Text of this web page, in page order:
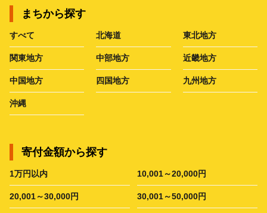
まちから探す
すべて 北海道 東北地方
関東地方 中部地方 近畿地方
中国地方 四国地方 九州地方
沖縄
寄付金額から探す
1万円以内 10,001～20,000円
20,001～30,000円 30,001～50,000円